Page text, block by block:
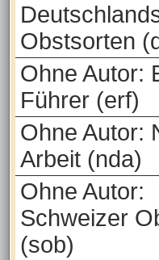
Obstsorten
Ohne Autor:
Führer (erf)
Ohne Autor:
Arbeit (nda)
Ohne Autor:
Schweizer
(sob)